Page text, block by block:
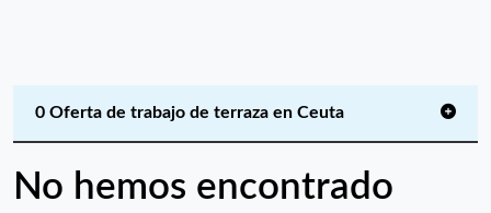
0 Oferta de trabajo de terraza en Ceuta
No hemos encontrado